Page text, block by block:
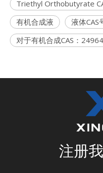
Triethyl Orthobutyrate
有机合成液
液体
对于有机合成CAS：
注册